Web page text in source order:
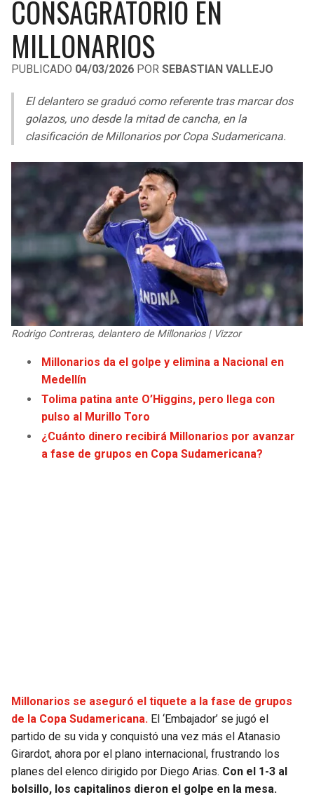
LIGA DE EXPANSIÓN MX
LEAGUES CUP
UEFA EUROPA LEAGUE
UEFA CONFERENCE LEAGUE
MLS
COPA LIBERTADORES
COPA SUDAMERICANA
OTRAS LIGAS
CONSAGRATORIO EN
MILLONARIOS
PUBLICADO 04/03/2026 POR SEBASTIAN VALLEJO
El delantero se graduó como referente tras marcar dos
golazos, uno desde la mitad de cancha, en la
clasificación de Millonarios por Copa Sudamericana.
Rodrigo Contreras, delantero de Millonarios | Vizzor
Millonarios da el golpe y elimina a Nacional en
Medellín
Tolima patina ante O’Higgins, pero llega con
pulso al Murillo Toro
¿Cuánto dinero recibirá Millonarios por avanzar
a fase de grupos en Copa Sudamericana?
Millonarios se aseguró el tiquete a la fase de grupos
de la Copa Sudamericana. El ‘Embajador’ se jugó el
partido de su vida y conquistó una vez más el Atanasio
Girardot, ahora por el plano internacional, frustrando los
planes del elenco dirigido por Diego Arias. Con el 1-3 al
bolsillo, los capitalinos dieron el golpe en la mesa.